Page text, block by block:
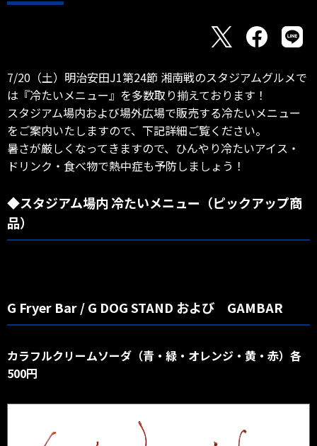
7/20（土）明治安田J1第24節 湘南戦のスタジアムグルメで
は『冷たいメニュー』を多数取り揃えております！
スタジアム場内および場外広場で販売する冷たいメニュー
をご案内いたしますので、下記詳細ご覧ください。
暑さが厳しくなってきますので、ひんやり冷たいアイス・
ドリンク・食べ物で熱中症も予防しましょう！
◆スタジアム場内 冷たいメニュー（ピックアップ商
品）
G Fryer Bar / G DOG STAND および GAMBAR
カラフルクリームソーダ（青・緑・オレンジ・黄・赤）各
500円